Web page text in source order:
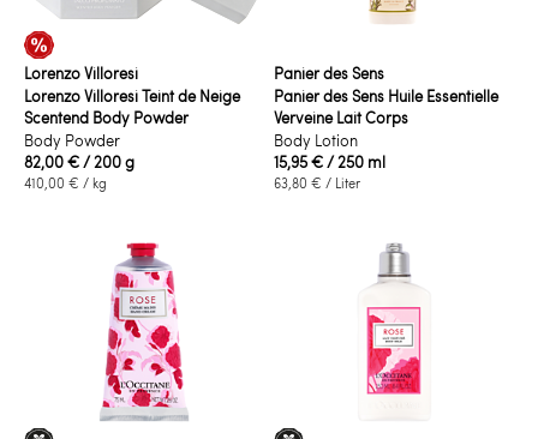
Lorenzo Villoresi
Lorenzo Villoresi Teint de Neige
Scentend Body Powder
Body Powder
82,00 €/ 200 g
410,00 € / kg
Panier des Sens
Panier des Sens Huile Essentielle
Verveine Lait Corps
Body Lotion
15,95 €/ 250 ml
63,80 € / Liter